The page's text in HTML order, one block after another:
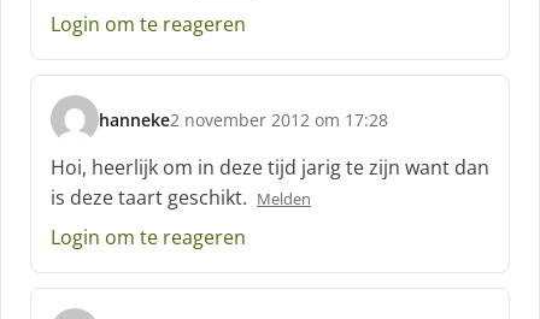
Login om te reageren
hanneke
s
c
h
r
e
f
2 november 2012 om 17:28
Hoi, heerlijk om in deze tijd jarig te zijn want dan
is deze taart geschikt. Melden
Login om te reageren